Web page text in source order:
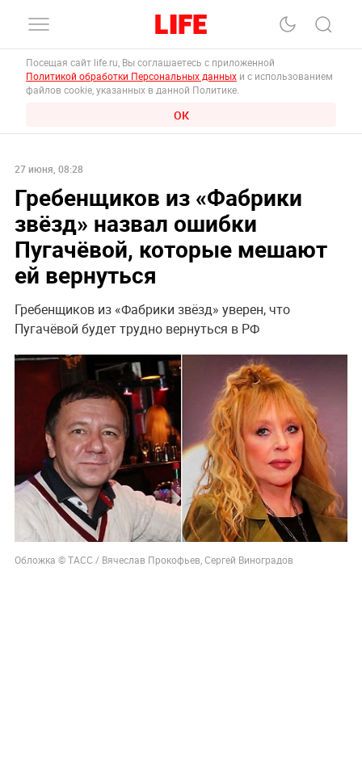
Посещая сайт life.ru, Вы соглашаетесь с приложенной
Политикой обработки Персональных данных и с использованием
файлов cookie, указанных в данной Политике.
ОК
27 июня, 08:28
Гребенщиков из «Фабрики
звёзд» назвал ошибки
Пугачёвой, которые мешают
ей вернуться
Гребенщиков из «Фабрики звёзд» уверен, что
Пугачёвой будет трудно вернуться в РФ
Обложка © ТАСС / Вячеслав Прокофьев, Сергей Виноградов